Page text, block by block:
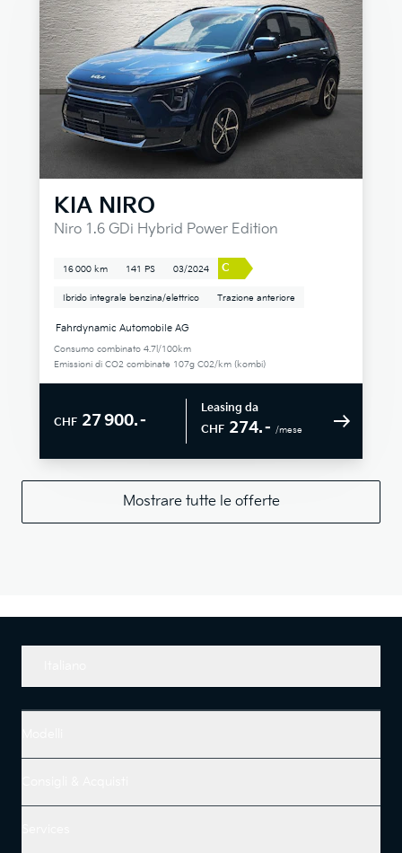
KIA NIRO
Niro 1.6 GDi Hybrid Power Edition
16 000 km 141 PS 03/2024 C
Ibrido integrale benzina/elettrico Trazione anteriore
Fahrdynamic Automobile AG
Consumo combinato 4.7l/100km
Emissioni di CO2 combinate 107g C02/km (kombi)
CHF 27 900.–
Leasing da
CHF 274.– /mese
Mostrare tutte le offerte